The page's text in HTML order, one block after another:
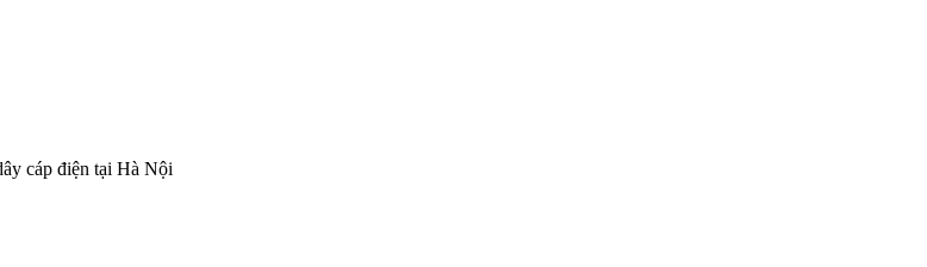
cáp điện tại Hà Nội